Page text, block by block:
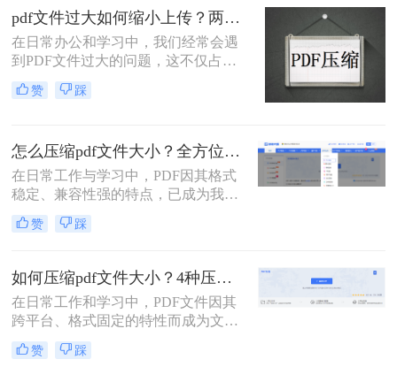
何压缩pdf大小呢？本文将介绍两种常
用的PDF压缩方法，以帮助您更好地
压缩PDF文件。
pdf文件过大如何缩小上传？两种缩小并上传的有效方法!
在日常办公和学习中，我们经常会遇
到PDF文件过大的问题，这不仅占用
了大量的存储空间，还影响了文件的
上传速度和分享效率。那么pdf文件过
松解决PDF文件过大的问题。
赞 踩
怎么压缩pdf文件大小？全方位高效压缩方法终极指南！
在日常工作与学习中，PDF因其格式
稳定、兼容性强的特点，已成为我们
分享文档、报告和论文的首选格式。
然而，过大的PDF文件常常会带来诸
度、占用大量存储空间，甚至可能超
出某些平台的上传限制。因此，掌握
怎么压缩pdf文件大小的技能显得至关
重要。
赞 踩
如何压缩pdf文件大小？4种压缩方法详解！
在日常工作和学习中，PDF文件因其
跨平台、格式固定的特性而成为文档
交换的首选格式。然而，过大的PDF
文件常常带来诸多不便，无论是通过
赞 踩